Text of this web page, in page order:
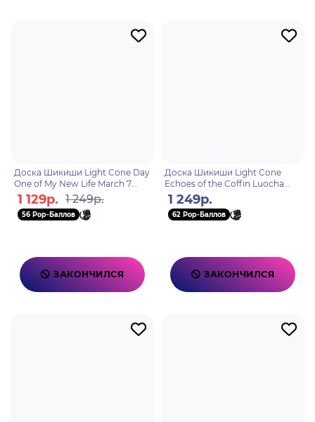
Доска Шикиши Light Cone Day
One of My New Life March 7
6976068140955
1 129р. 1 249р.
56 Pop-Баллов
ЗАКОНЧИЛСЯ
Доска Шикиши Light Cone
Echoes of the Coffin Luocha
6976068148500
1 249р.
62 Pop-Баллов
ЗАКОНЧИЛСЯ